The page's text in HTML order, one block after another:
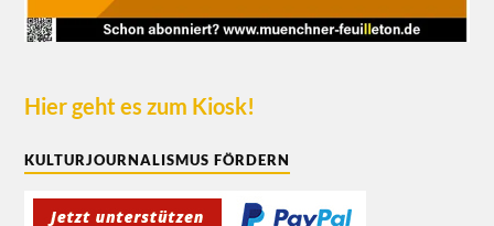
Hier geht es zum Kiosk!
KULTURJOURNALISMUS FÖRDERN